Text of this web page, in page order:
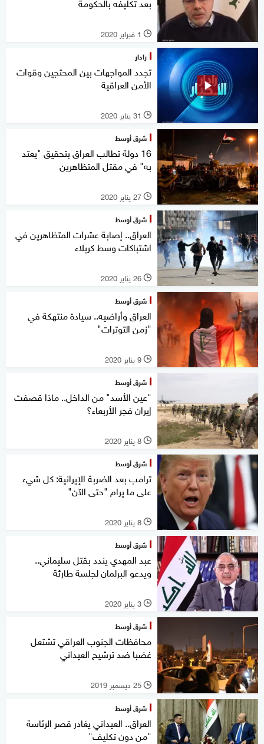
l 1 فبراير 2020
رادار
تجدد المواجهات بين المحتجين وقوات
الأمن العراقية
l 31 يناير 2020
شرق أوسط
16 دولة تطالب العراق بتحقيق "يعتد
به" في مقتل المتظاهرين
l 27 يناير 2020
شرق أوسط
العراق.. إصابة عشرات المتظاهرين في
اشتباكات وسط كربلاء
l 26 يناير 2020
شرق أوسط
العراق وأراضيه.. سيادة منتهكة في
"زمن التوترات"
l 9 يناير 2020
شرق أوسط
"عين الأسد" من الداخل.. ماذا قصفت
إيران فجر الأربعاء؟
l 8 يناير 2020
شرق أوسط
ترامب بعد الضربة الإيرانية: كل شيء
على ما يرام "حتى الآن"
l 8 يناير 2020
شرق أوسط
عبد المهدي يندد بقتل سليماني..
ويدعو البرلمان لجلسة طارئة
l 3 يناير 2020
شرق أوسط
محافظات الجنوب العراقي تشتعل
غضبا ضد ترشيح العيداني
l 25 ديسمبر 2019
شرق أوسط
العراق.. العيداني يغادر قصر الرئاسة
"من دون تكليف"